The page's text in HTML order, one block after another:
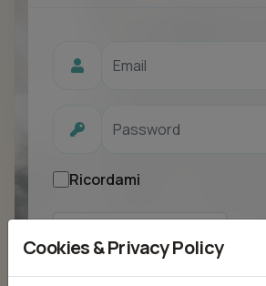
Ricordami
Cookies & Privacy Policy